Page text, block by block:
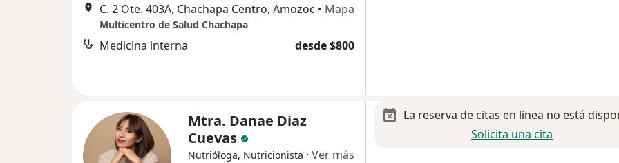
C. 2 Ote. 403A, Chachapa Centro, Amozoc • Mapa
Multicentro de Salud Chachapa
Medicina interna desde $800
Mtra. Danae Diaz
Cuevas
Nutrióloga, Nutricionista · Ver más
La reserva de citas en línea no está
Solicita una cita